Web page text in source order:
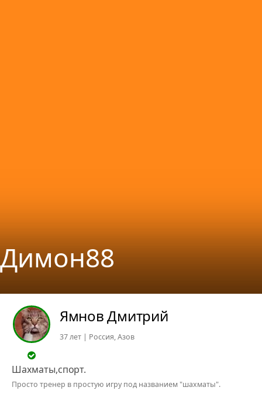
Димон88
Ямнов Дмитрий
37 лет | Россия, Азов
Шахматы,спорт.
Просто тренер в простую игру под названием "шахматы".